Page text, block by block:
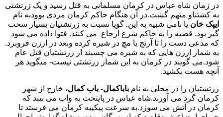
در زمان شاه عباس در کرمان مسلمانی به قتل رسید و یک زرتشتی
به کشتناو متهم گشت.در آن هنگام حاکم کرمان مردی بوودبه نام
ایپک خان یا نامی شبیه به این. گویا نسبت به زرتشتیان بسیار سخت
گیر بود. قضیه را به حاکم شرع ارجاع می کنند. فتوا داده می شود
که مدعی دست را تا آرنج یا مچ در شیره کرده وبعد در ارزن فروبرد.
به شمار ارزن هایی که به شیره می چسبند از زرتشتیان قتل عام
شود.می گویند در کرمان به این شمار زرتشتی نیست- میگوید هر
آنچه هست بکشید.
زرتشتیان را در محلی به نام باباکمال- باب کمال، خارج از شهر
کرمان گرد می آورند.شاه عباس در پایتخت به واب می بیند که
کرمان در آتش می سوزد.به سرعت پیکیبه کرمان می فرستد تا